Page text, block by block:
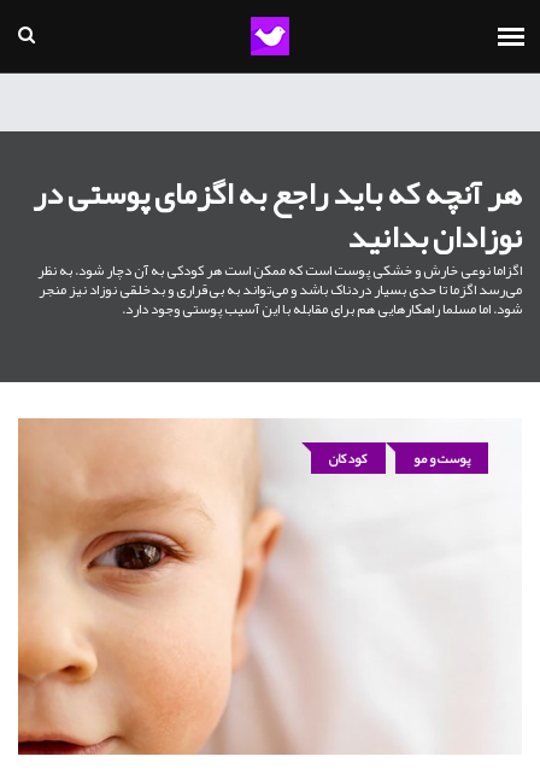
هر آنچه که باید راجع به اگزمای پوستی در
نوزادان بدانید
اگزاما نوعی خارش و خشکی پوست است که ممکن است هر کودکی به آن دچار شود. به نظر
می‌رسد اگزما تا حدی بسیار دردناک باشد و می‌تواند به بی‌قراری و بدخلقی نوزاد نیز منجر
شود. اما مسلما راهکارهایی هم برای مقابله با این آسیب پوستی وجود دارد.
پوست و مو کودکان